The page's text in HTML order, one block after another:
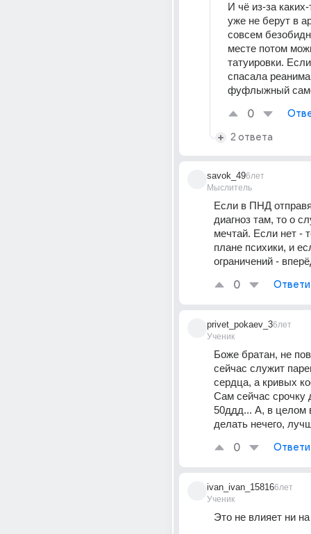
И чё из-за
уже не берут в
совсем
месте потом
татуировки.
спасала
фуфлыжный
0
2 ответа
savok_49
Мыслитель
6лет
Если в ПНД
диагноз там, то о
мечтай. Если нет -
плане психики, и
ограничений -
0
privet_pokaev_3
Ученик
6лет
Боже братан, не
сейчас служит
сердца, а кривых
Сам сейчас срочку
50ддд... А, в целом
делать нечего,
0
ivan_ivan_15816
Ученик
6лет
Это не влияет ни